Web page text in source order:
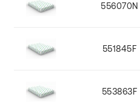
556070N
551845F
553863F